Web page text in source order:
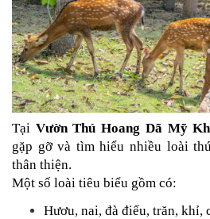
Tại Vườn Thú Hoang Dã Mỹ
gặp gỡ và tìm hiểu nhiều loài
thân thiện.
Một số loài tiêu biểu gồm có:
Hươu, nai, đà điểu, trăn, khỉ,